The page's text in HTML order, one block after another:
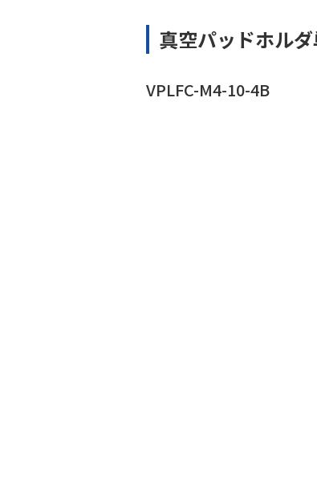
真空パッドホル
VPLFC-M4-10-4B